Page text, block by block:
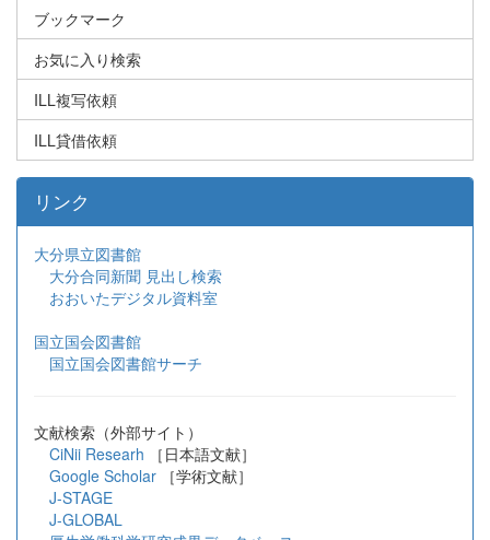
ブックマーク
お気に入り検索
ILL複写依頼
ILL貸借依頼
リンク
大分県立図書館
大分合同新聞 見出し検索
おおいたデジタル資料室
国立国会図書館
国立国会図書館サーチ
文献検索（外部サイト）
CiNii Researh ［日本語文献］
Google Scholar
［学術文献］
J-STAGE
J-GLOBAL